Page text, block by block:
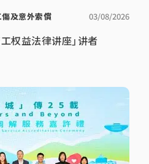
傷及意外索償 03/08/2026
权益法律讲座」讲者